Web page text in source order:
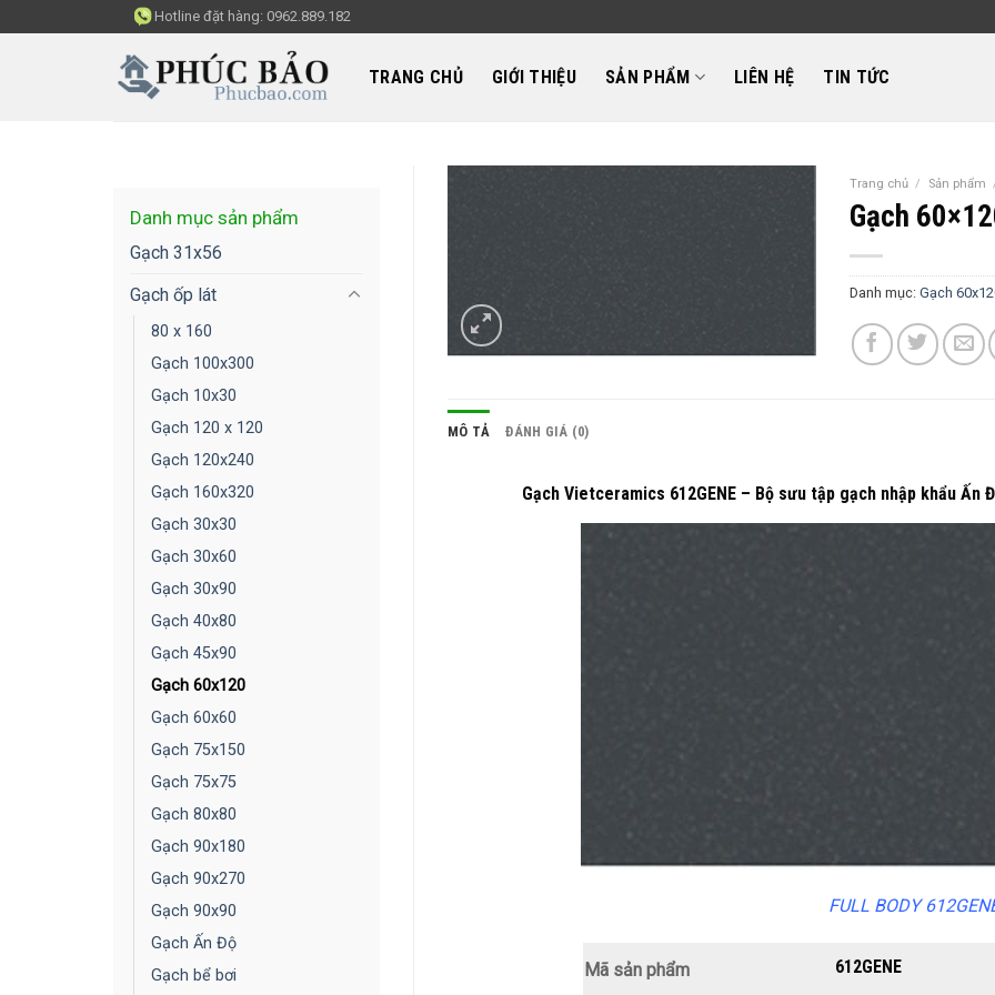
to
Hotline đặt hàng: 0962.889.182
TRANG CHỦ GIỚI THIỆU SẢN PHẨM LIÊN HỆ TIN TỨC
Danh mục sản phẩm
Gạch 31x56
Gạch ốp lát
80 x 160
Gạch 100x300
Gạch 10x30
Gạch 120 x 120
Gạch 120x240
Gạch 160x320
Gạch 30x30
Gạch 30x60
Gạch 30x90
Gạch 40x80
Gạch 45x90
Gạch 60x120
Gạch 60x60
Gạch 75x150
Gạch 75x75
Gạch 80x80
Gạch 90x180
Gạch 90x270
Gạch 90x90
Gạch Ấn Độ
Gạch bể bơi
Trang chủ / Sản phẩm
Gạch
Danh mục:Gạch
MÔ TẢ ĐÁNH GIÁ (0)
Gạch Vietceramics 612GENE – Bộ sưu tập gạch nhập khẩu Ấn
FULL BODY
Mã sản phẩm 612GENE